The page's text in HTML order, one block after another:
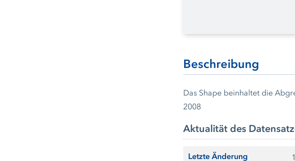
Beschreibung
Das Shape beinhaltet die
2008
Aktualität des
Letzte Änderung